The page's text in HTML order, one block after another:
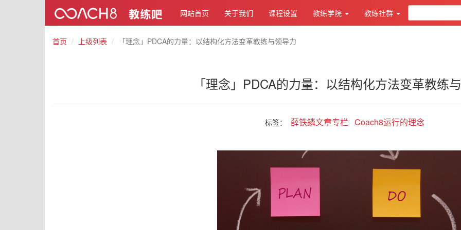
网站首页 关于我们 课程设置 教练学院 教练社群
首页 上级列表 「理念」PDCA的力量：以结构化方法变革教练与领导力
「理念」PDCA的力量：以结构化方法变革教练
标签： 薛铁鏻文章专栏 Coach8运行的理念